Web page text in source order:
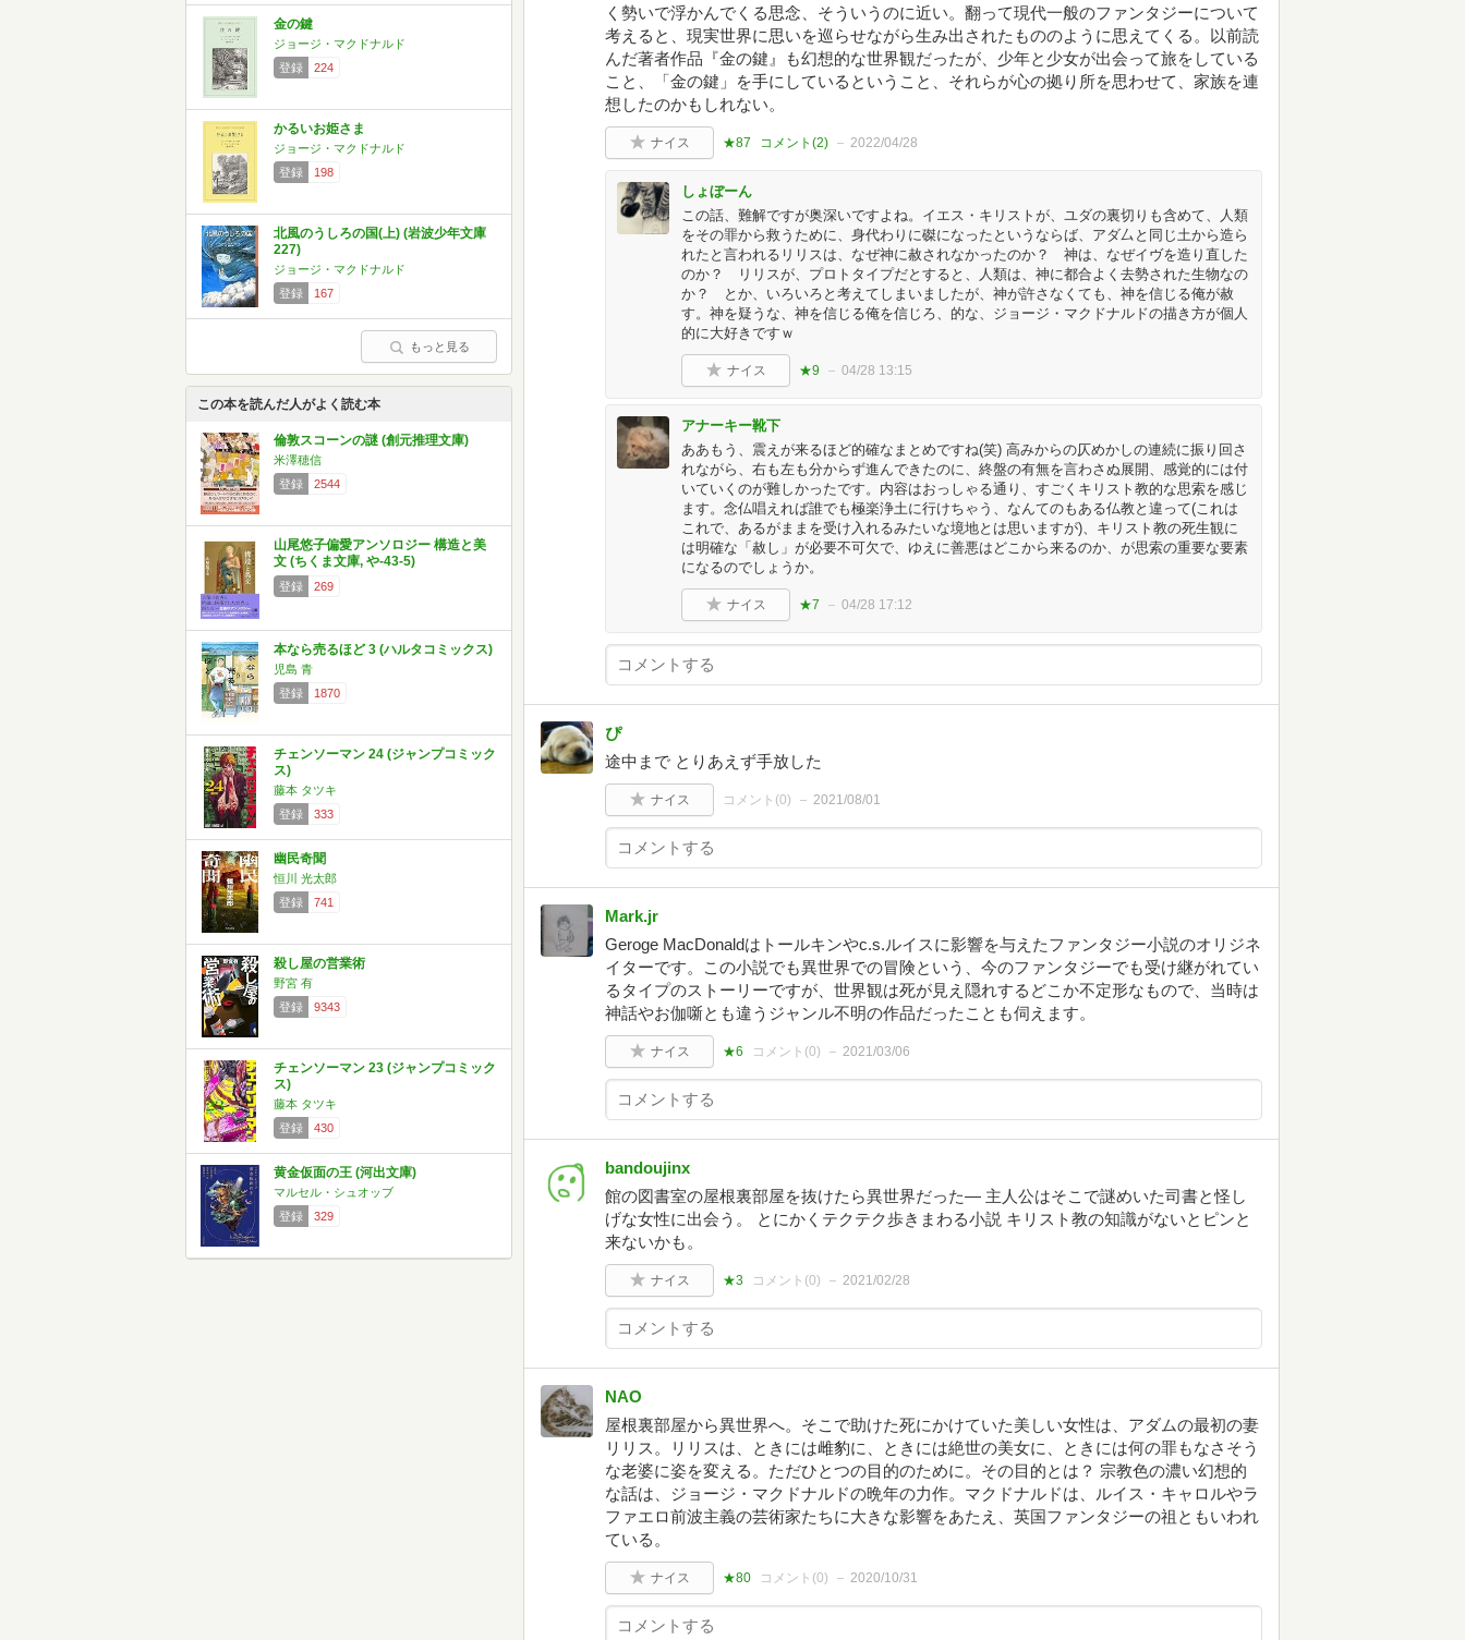
金の鍵
ジョージ・マクドナルド
登録
224
かるいお姫さま
ジョージ・マクドナルド
登録
198
北風のうしろの国(上) (岩波少年文庫
227)
ジョージ・マクドナルド
登録
167
もっと見る
この本を読んだ人がよく読む本
倫敦スコーンの謎 (創元推理文庫)
米澤穂信
登録
2544
山尾悠子偏愛アンソロジー 構造と美
文 (ちくま文庫, や-43-5)
登録 269
本なら売るほど 3 (ハルタコミックス)
児島 青
登録
1870
チェンソーマン 24 (ジャンプコミック
ス)
藤本 タツキ
登録
333
幽民奇聞
恒川 光太郎
登録
741
殺し屋の営業術
野宮 有
登録
9343
チェンソーマン 23 (ジャンプコミック
ス)
藤本 タツキ
登録
430
黄金仮面の王 (河出文庫)
マルセル・シュオッブ
登録
329
く勢いで浮かんでくる思念、そういうのに近い。翻って現代一般のファンタジーについて
考えると、現実世界に思いを巡らせながら生み出されたもののように思えてくる。以前読
んだ著者作品『金の鍵』も幻想的な世界観だったが、少年と少女が出会って旅をしている
こと、「金の鍵」を手にしているということ、それらが心の拠り所を思わせて、家族を連
想したのかもしれない。
ナイス ★87 コメント(2) 2022/04/28
しょぼーん
この話、難解ですが奥深いですよね。イエス・キリストが、ユダの裏切りも含めて、人類
をその罪から救うために、身代わりに磔になったというならば、アダ厶と同じ土から造ら
れたと言われるリリスは、なぜ神に赦されなかったのか？ 神は、なぜイヴを造り直した
のか？ リリスが、プロトタイプだとすると、人類は、神に都合よく去勢された生物なの
か？ とか、いろいろと考えてしまいましたが、神が許さなくても、神を信じる俺が赦
す。神を疑うな、神を信じる俺を信じろ、的な、ジョージ・マクドナルドの描き方が個人
的に大好きですｗ
ナイス ★9 04/28 13:15
アナーキー靴下
ああもう、震えが来るほど的確なまとめですね(笑) 高みからの仄めかしの連続に振り回さ
れながら、右も左も分からず進んできたのに、終盤の有無を言わさぬ展開、感覚的には付
いていくのが難しかったです。内容はおっしゃる通り、すごくキリスト教的な思索を感じ
ます。念仏唱えれば誰でも極楽浄土に行けちゃう、なんてのもある仏教と違って(これは
これで、あるがままを受け入れるみたいな境地とは思いますが)、キリスト教の死生観に
は明確な「赦し」が必要不可欠で、ゆえに善悪はどこから来るのか、が思索の重要な要素
になるのでしょうか。
ナイス ★7 04/28 17:12
ぴ
途中まで とりあえず手放した
ナイス コメント(0) 2021/08/01
Mark.jr
Geroge MacDonaldはトールキンやc.s.ルイスに影響を与えたファンタジー小説のオリジネ
イターです。この小説でも異世界での冒険という、今のファンタジーでも受け継がれてい
るタイプのストーリーですが、世界観は死が見え隠れするどこか不定形なもので、当時は
神話やお伽噺とも違うジャンル不明の作品だったことも伺えます。
ナイス ★6 コメント(0) 2021/03/06
bandoujinx
館の図書室の屋根裏部屋を抜けたら異世界だった― 主人公はそこで謎めいた司書と怪し
げな女性に出会う。 とにかくテクテク歩きまわる小説 キリスト教の知識がないとピンと
来ないかも。
ナイス ★3 コメント(0) 2021/02/28
NAO
屋根裏部屋から異世界へ。そこで助けた死にかけていた美しい女性は、アダムの最初の妻
リリス。リリスは、ときには雌豹に、ときには絶世の美女に、ときには何の罪もなさそう
な老婆に姿を変える。ただひとつの目的のために。その目的とは？ 宗教色の濃い幻想的
な話は、ジョージ・マクドナルドの晩年の力作。マクドナルドは、ルイス・キャロルやラ
ファエロ前波主義の芸術家たちに大きな影響をあたえ、英国ファンタジーの祖ともいわれ
ている。
ナイス ★80 コメント(0) 2020/10/31